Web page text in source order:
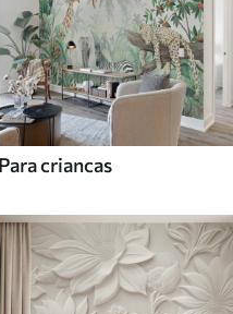
Para criancas